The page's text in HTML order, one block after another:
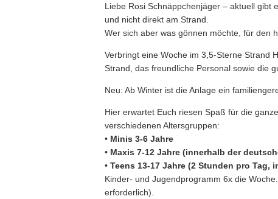
Liebe Rosi Schnäppchenjäger – aktuell gibt
und nicht direkt am Strand.
Wer sich aber was gönnen möchte, für den
Verbringt eine Woche im 3,5-Sterne Strand
Strand, das freundliche Personal sowie die
Neu: Ab Winter ist die Anlage ein
Hier erwartet Euch riesen Spaß für die
verschiedenen Altersgruppen:
• Minis 3-6 Jahre
• Maxis 7-12 Jahre (innerhalb der
• Teens 13-17 Jahre (2 Stunden pro Tag,
Kinder- und Jugendprogramm 6x die
erforderlich).